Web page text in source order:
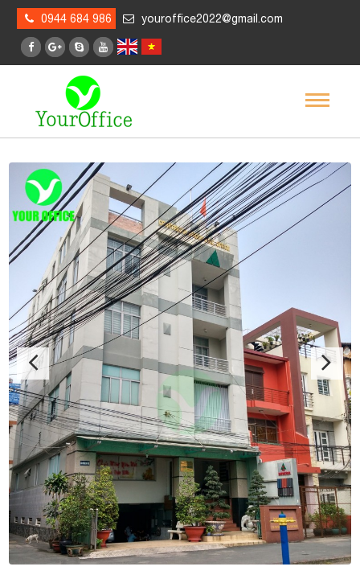
0944 684 986 youroffice2022@gmail.com